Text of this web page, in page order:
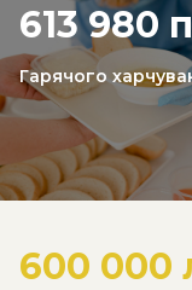
613 980
Гарячого
600 000